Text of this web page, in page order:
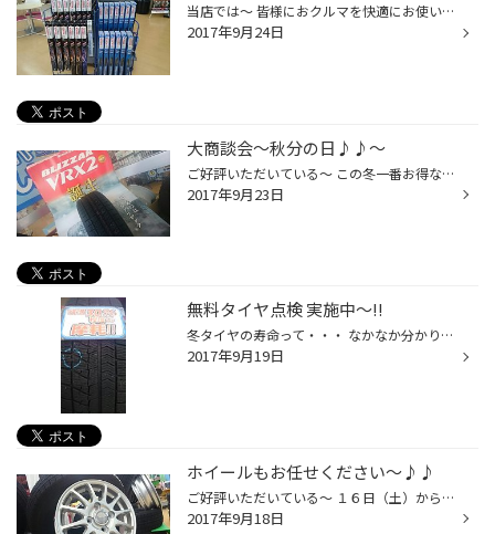
当店では～ 皆様におクルマを快適にお使いいただくためにッ!! 無料でおクルマの点検をさせていただいてますッ!! 『 無料安全点検 』 今日は『 ワイパー 』のご紹介させていただきますねッ♪♪ 愛車のワイパーの調子はどうですかぁ～?? ワイパー動かすと… × ムラが出る… × 拭き残しが出る… などなど… ...
2017年9月24日
大商談会～秋分の日♪♪～
ご好評いただいている～ この冬一番お得な 『大商談会』～!! 今日もたくさんのご注文・ご相談にご来店いただき、 ありがとうございましたッ!! ご注文、ご相談の中でも… やっぱり多いのがッ!! BLIZZAK 『VRX2』～!! 本日『VRX2』をご注文いただいたお客様に… 『 俺１人だけ乗るなら何でもイイんだけ...
2017年9月23日
無料タイヤ点検 実施中～!!
冬タイヤの寿命って・・・ なかなか分かりづらいですよね・・・?! そこでッ!! 私達が無料でタイヤ点検,致しますッ!! スタッドレスタイヤは,ゴムのやわらかさが～ 『 命 』 なんですッ!! ↑↑↑ 残溝３０％程度の摩耗!! ↑↑↑ 使用限度（プラットホームの露出）!! ↑↑↑ 劣化によるゴムの硬化!! ↑↑↑ 両片減...
2017年9月19日
ホイールもお任せください～♪♪
ご好評いただいている～ １６日（土）から開催中のッ!! この冬一番お得な 『大商談会』 ～!! 毎日～たくさんの皆様にご来店いただき～ ありがとうございますッ!! 冬タイヤだけじゃなく～ 冬タイヤとアルミホイールＳＥＴも～ お任せくださいねぇ～♪♪ ↑↑↑ ECO FORME SE-12 ↑↑↑ ECO FORME SE-15 ↑↑↑ B...
2017年9月18日